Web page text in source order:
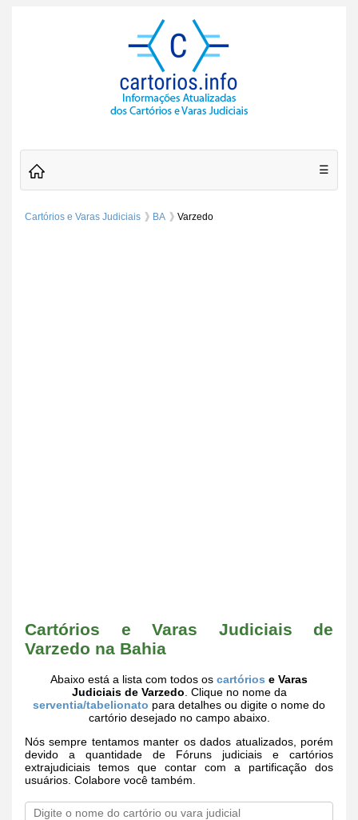
☰
Cartórios e Varas Judiciais BA Varzedo
Cartórios e Varas Judiciais de
Varzedo na Bahia
Abaixo está a lista com todos os cartórios e Varas
Judiciais de Varzedo . Clique no nome da
serventia/tabelionato para detalhes ou digite o nome do
cartório desejado no campo abaixo.
Nós sempre tentamos manter os dados atualizados, porém
devido a quantidade de Fóruns judiciais e cartórios
extrajudiciais temos que contar com a partificação dos
usuários. Colabore você também.